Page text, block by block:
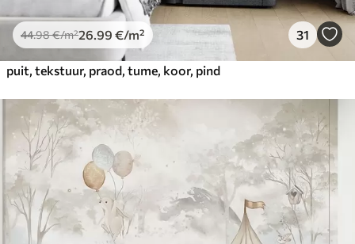
44.98€/m²26 .99 €/m² 31
puit, tekstuur, praod, tume, koor, pind